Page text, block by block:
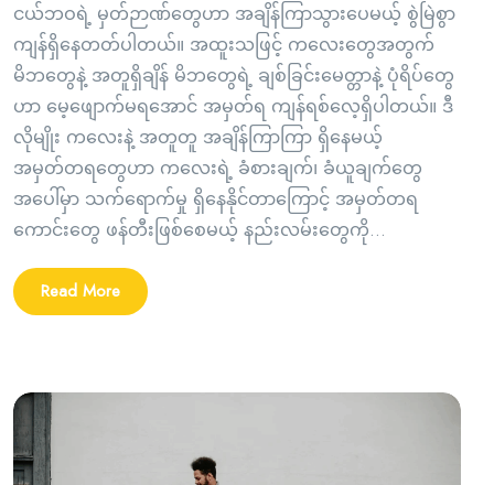
ငယ်ဘဝရဲ့ မှတ်ဉာဏ်တွေဟာ အချိန်ကြာသွားပေမယ့် စွဲမြဲစွာ
ကျန်ရှိနေတတ်ပါတယ်။ အထူးသဖြင့် ကလေးတွေအတွက်
မိဘတွေနဲ့ အတူရှိချိန် မိဘတွေရဲ့ ချစ်ခြင်းမေတ္တာနဲ့ ပုံရိပ်တွေ
ဟာ မေ့ဖျောက်မရအောင် အမှတ်ရ ကျန်ရစ်လေ့ရှိပါတယ်။ ဒီ
လိုမျိုး ကလေးနဲ့ အတူတူ အချိန်ကြာကြာ ရှိနေမယ့်
အမှတ်တရတွေဟာ ကလေးရဲ့ ခံစားချက်၊ ခံယူချက်တွေ
အပေါ်မှာ သက်ရောက်မှု ရှိနေနိုင်တာကြောင့် အမှတ်တရ
ကောင်းတွေ ဖန်တီးဖြစ်စေမယ့် နည်းလမ်းတွေကို...
Read More